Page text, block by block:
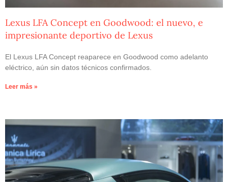
Lexus LFA Concept en Goodwood: el nuevo, e
impresionante deportivo de Lexus
El Lexus LFA Concept reaparece en Goodwood como adelanto
eléctrico, aún sin datos técnicos confirmados.
Leer más »